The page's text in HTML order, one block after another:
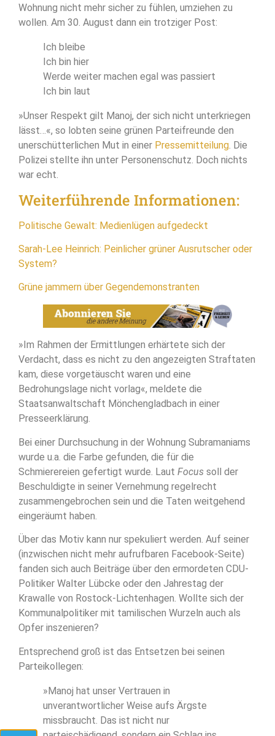
Wohnung nicht mehr sicher zu fühlen, umziehen zu
wollen. Am 30. August dann ein trotziger Post:
Ich bleibe
Ich bin hier
Werde weiter machen egal was passiert
Ich bin laut
»Unser Respekt gilt Manoj, der sich nicht unterkriegen
lässt…«, so lobten seine grünen Parteifreunde den
unerschütterlichen Mut in einer Pressemitteilung. Die
Polizei stellte ihn unter Personenschutz. Doch nichts
war echt.
Weiterführende Informationen:
Politische Gewalt: Medienlügen aufgedeckt
Sarah-Lee Heinrich: Peinlicher grüner Ausrutscher oder
System?
Grüne jammern über Gegendemonstranten
»Im Rahmen der Ermittlungen erhärtete sich der
Verdacht, dass es nicht zu den angezeigten Straftaten
kam, diese vorgetäuscht waren und eine
Bedrohungslage nicht vorlag«, meldete die
Staatsanwaltschaft Mönchengladbach in einer
Presseerklärung.
Bei einer Durchsuchung in der Wohnung Subramaniams
wurde u.a. die Farbe gefunden, die für die
Schmierereien gefertigt wurde. Laut Focus soll der
Beschuldigte in seiner Vernehmung regelrecht
zusammengebrochen sein und die Taten weitgehend
eingeräumt haben.
Über das Motiv kann nur spekuliert werden. Auf seiner
(inzwischen nicht mehr aufrufbaren Facebook-Seite)
fanden sich auch Beiträge über den ermordeten CDU-
Politiker Walter Lübcke oder den Jahrestag der
Krawalle von Rostock-Lichtenhagen. Wollte sich der
Kommunalpolitiker mit tamilischen Wurzeln auch als
Opfer inszenieren?
Entsprechend groß ist das Entsetzen bei seinen
Parteikollegen:
»Manoj hat unser Vertrauen in
unverantwortlicher Weise aufs Ärgste
missbraucht. Das ist nicht nur